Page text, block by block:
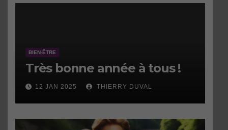
BIEN-ÊTRE
Très bonne année à tous !
12 JAN 2025 THIERRY DUVAL